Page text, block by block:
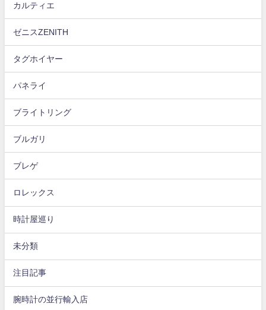
カルティエ
ゼニスZENITH
タグホイヤー
パネライ
ブライトリング
ブルガリ
ブレゲ
ロレックス
時計屋巡り
未分類
注目記事
腕時計の並行輸入店